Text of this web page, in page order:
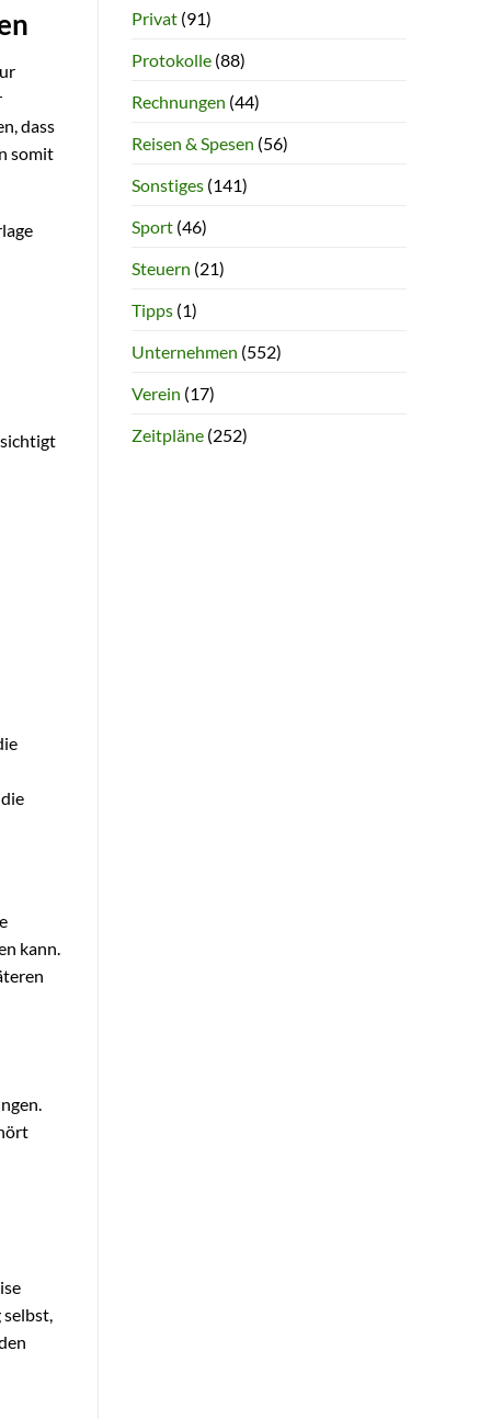
dass
somit
kann.
Privat(91)
Protokolle(88)
Rechnungen (44)
Reisen & Spesen (56)
Sonstiges(141)
Sport(46)
Steuern (21)
Tipps(1)
Unternehmen (552)
Verein (17)
Zeitpläne(252)